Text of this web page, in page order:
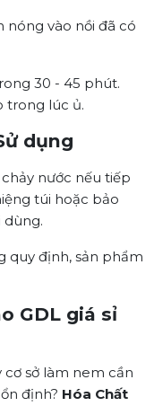
nóng vào nồi đã có
30 - 45 phút.
trong lúc ủ.
dụng
nước nếu tiếp
túi hoặc bảo
dùng.
quy định, sản phẩm
GDL giá sỉ
sở làm nem cần
định? Hóa Chất